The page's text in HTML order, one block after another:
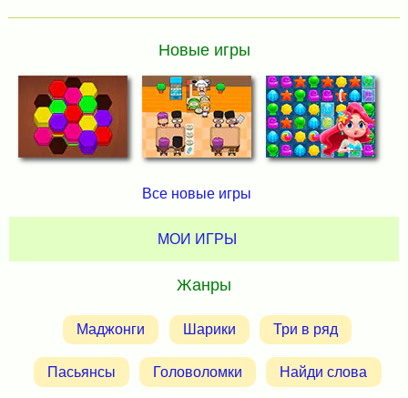
Новые игры
Все новые игры
МОИ ИГРЫ
Жанры
Маджонги Шарики Три в ряд
Пасьянсы Головоломки Найди слова